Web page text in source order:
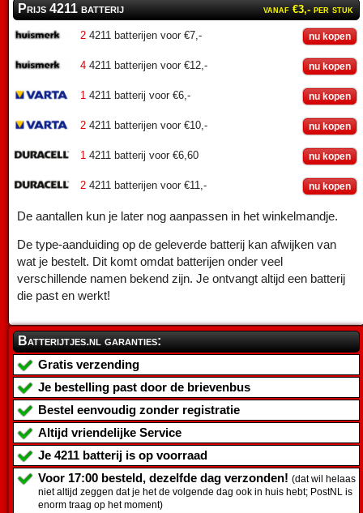
Prijs 4211 batterij vanaf €3,- per stuk
2 4211 batterijen voor €7,- nu kopen
4 4211 batterijen voor €12,- nu kopen
1 4211 batterij voor €6,- nu kopen
2 4211 batterijen voor €10,- nu kopen
1 4211 batterij voor €6,60 nu kopen
2 4211 batterijen voor €11,- nu kopen
De aantallen kun je later nog aanpassen in het winkelmandje.
De type-aanduiding op de geleverde batterij kan afwijken van
wat je bestelt. Dit komt omdat batterijen onder veel
verschillende namen bekend zijn. Je ontvangt altijd een batterij
die past en werkt!
Batterijtjes.nl garanties:
Gratis verzending
Je bestelling past door de brievenbus
Bestel eenvoudig zonder registratie
Altijd vriendelijke Service
Je 4211 batterij is op voorraad
Voor 17:00 besteld, dezelfde dag verzonden! (dat wil helaas
niet altijd zeggen dat je het de volgende dag ook in huis hebt; PostNL is
enorm traag op het moment)